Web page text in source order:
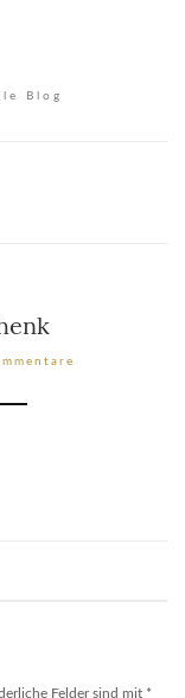
Blog
Felder sind mit *